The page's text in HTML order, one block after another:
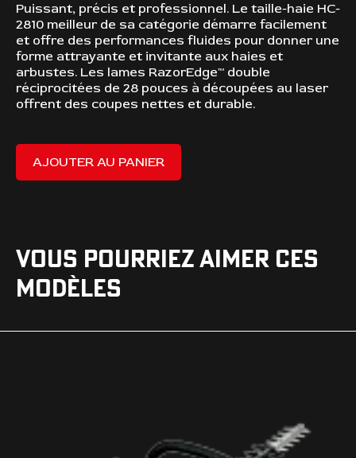
Puissant, précis et professionnel. Le taille-haie HC-
2810 meilleur de sa catégorie démarre facilement
et offre des performances fluides pour donner une
forme attrayante et invitante aux haies et
arbustes. Les lames RazorEdge™ double
réciprocitées de 28 pouces à découpées au laser
offrent des coupes nettes et durable.
AJOUTER AU PANIER
VOUS POURRIEZ AIMER CES
MODÈLES